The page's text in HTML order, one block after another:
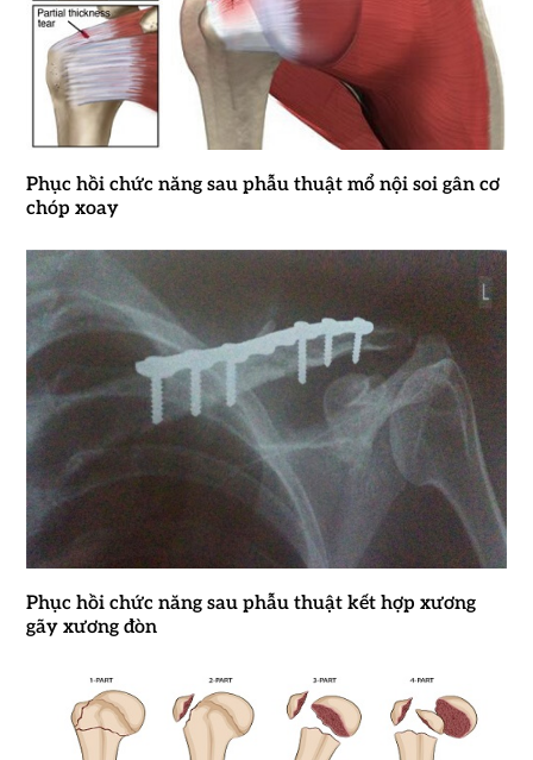
Phục hồi chức năng sau phẫu thuật mổ nội soi gân cơ
chóp xoay
Phục hồi chức năng sau phẫu thuật kết hợp xương
gãy xương đòn